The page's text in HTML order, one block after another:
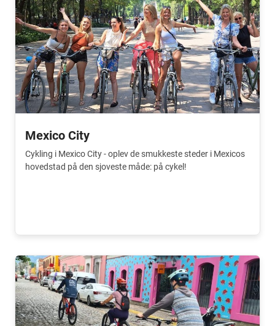
Mexico City
Cykling i Mexico City - oplev de smukkeste steder i Mexicos
hovedstad på den sjoveste måde: på cykel!